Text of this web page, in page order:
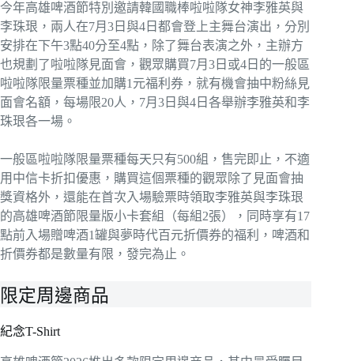
今年高雄啤酒節特別邀請韓國職棒啦啦隊女神李雅英與
李珠珢，兩人在7月3日與4日都會登上主舞台演出，分別
安排在下午3點40分至4點，除了舞台表演之外，主辦方
也規劃了啦啦隊見面會，觀眾購買7月3日或4日的一般區
啦啦隊限量票種並加購1元福利券，就有機會抽中粉絲見
面會名額，每場限20人，7月3日與4日各舉辦李雅英和李
珠珢各一場。
一般區啦啦隊限量票種每天只有500組，售完即止，不適
用中信卡折扣優惠，購買這個票種的觀眾除了見面會抽
獎資格外，還能在首次入場驗票時領取李雅英與李珠珢
的高雄啤酒節限量版小卡套組（每組2張），同時享有17
點前入場贈啤酒1罐與夢時代百元折價券的福利，啤酒和
折價券都是數量有限，發完為止。
限定周邊商品
紀念T-Shirt